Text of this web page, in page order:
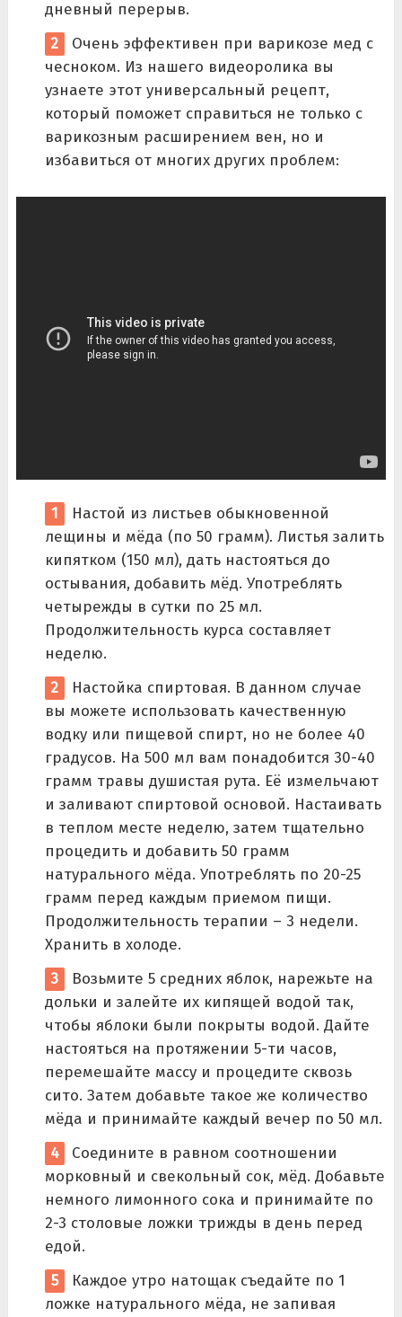
дневный перерыв.
Очень эффективен при варикозе мед с
чесноком. Из нашего видеоролика вы
узнаете этот универсальный рецепт,
который поможет справиться не только с
варикозным расширением вен, но и
избавиться от многих других проблем:
Настой из листьев обыкновенной
лещины и мёда (по 50 грамм). Листья залить
кипятком (150 мл), дать настояться до
остывания, добавить мёд. Употреблять
четырежды в сутки по 25 мл.
Продолжительность курса составляет
неделю.
Настойка спиртовая. В данном случае
вы можете использовать качественную
водку или пищевой спирт, но не более 40
градусов. На 500 мл вам понадобится 30-40
грамм травы душистая рута. Её измельчают
и заливают спиртовой основой. Настаивать
в теплом месте неделю, затем тщательно
процедить и добавить 50 грамм
натурального мёда. Употреблять по 20-25
грамм перед каждым приемом пищи.
Продолжительность терапии – 3 недели.
Хранить в холоде.
Возьмите 5 средних яблок, нарежьте на
дольки и залейте их кипящей водой так,
чтобы яблоки были покрыты водой. Дайте
настояться на протяжении 5-ти часов,
перемешайте массу и процедите сквозь
сито. Затем добавьте такое же количество
мёда и принимайте каждый вечер по 50 мл.
Соедините в равном соотношении
морковный и свекольный сок, мёд. Добавьте
немного лимонного сока и принимайте по
2-3 столовые ложки трижды в день перед
едой.
Каждое утро натощак съедайте по 1
ложке натурального мёда, не запивая